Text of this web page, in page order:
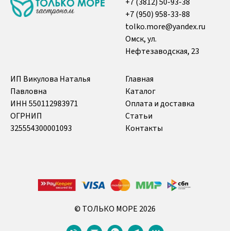
+7 (950) 958-33-88
tolko.more@yandex.ru
Омск, ул.
Нефтезаводская, 23
ИП Викулова Наталья
Павловна
ИНН 550112983971
ОГРНИП
325554300001093
Главная
Каталог
Оплата и доставка
Статьи
Контакты
© ТОЛЬКО МОРЕ 2026